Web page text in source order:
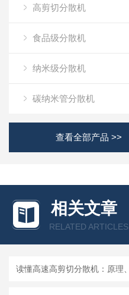
高剪切分散机
食品级分散机
纳米级分散机
碳纳米管分散机
查看全部产品 >>
相关文章
RELATED ARTICLES